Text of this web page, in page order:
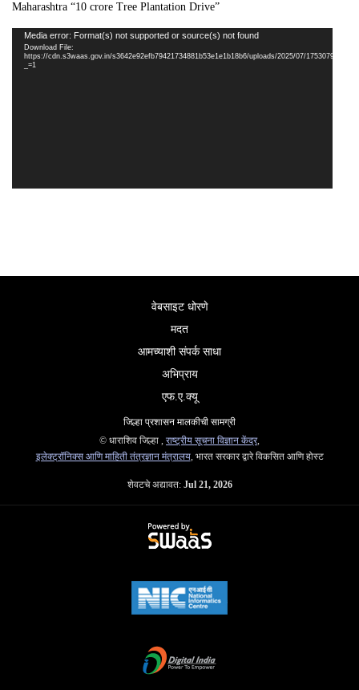
Maharashtra “10 crore Tree Plantation Drive”
Video
Player
Media error: Format(s) not supported or source(s) not found
Download File:
https://cdn.s3waas.gov.in/s3642e92efb79421734881b53e1e1b18b6/uploads/2025/07/
_=1
वेबसाइट धोरणे
मदत
आमच्याशी संपर्क साधा
अभिप्राय
एफ.ए.क्यू
जिल्हा प्रशासन मालकीची सामग्री
© धाराशिव जिल्हा , राष्ट्रीय सूचना विज्ञान केंद्र,
इलेक्ट्रॉनिक्स आणि माहिती तंत्रज्ञान मंत्रालय, भारत सरकार द्वारे विकसित आणि होस्ट
शेवटचे अद्यावत: Jul 21, 2026